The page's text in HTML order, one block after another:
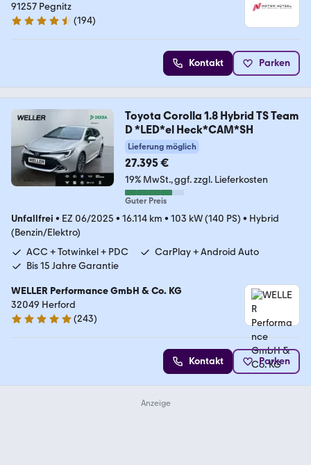
Pegnitz
91257 Pegnitz
4.7 Sterne
(194)
Kontakt Parken
Toyota Corolla 1.8 Hybrid TS Team
D *LED*el Heck*CAM*SH
Lieferung möglich
27.395 €
19% MwSt. ggf. zzgl. Lieferkosten
Guter Preis
Unfallfrei • EZ 06/2025 • 16.114 km • 103 kW (140 PS) • Hybrid
(Benzin/Elektro)
ACC + Totwinkel + PDC
CarPlay + Android Auto
Bis 15 Jahre Garantie
WELLER Performance GmbH & Co. KG
32049 Herford
4.8 Sterne
(243)
Kontakt Parken